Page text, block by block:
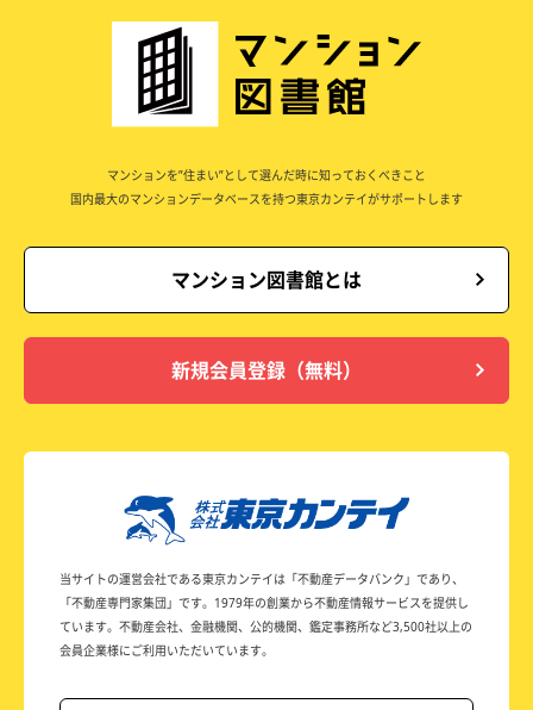
マンションを”住まい”として選んだ時に知っておくべきこと
国内最大のマンションデータベースを持つ東京カンテイがサポートします
マンション図書館とは
新規会員登録（無料）
当サイトの運営会社である東京カンテイは 「不動産データバンク」であり、
「不動産専門家集団」です。 1979年の創業から不動産情報サービスを提供し
ています。 不動産会社、金融機関、公的機関、鑑定事務所など3,500社以上の
会員企業様にご利用いただいています。